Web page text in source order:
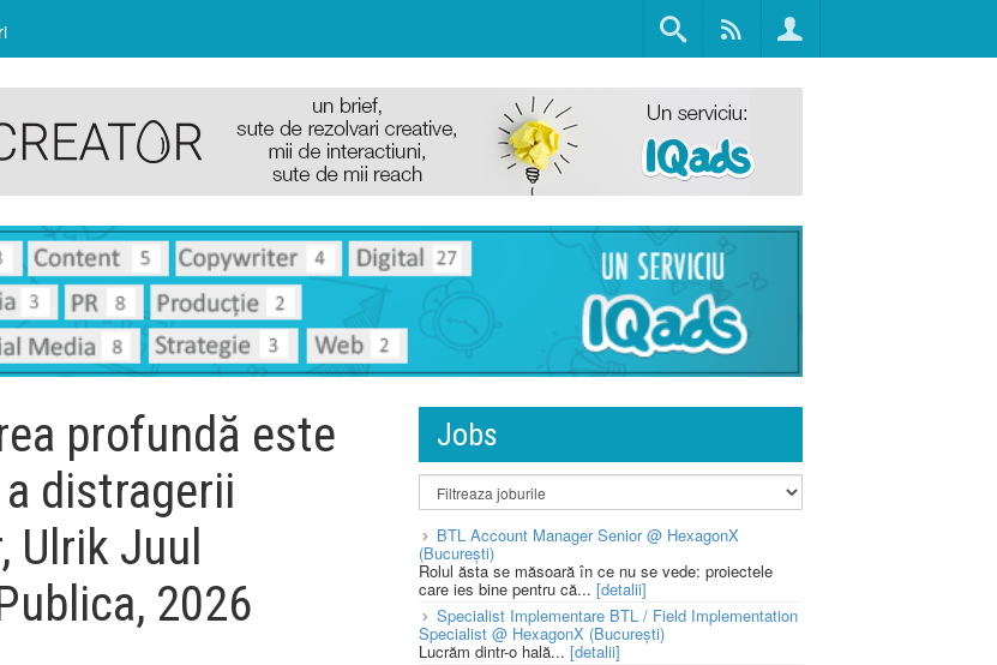
profundă este
distragerii
Ulrik Juul
2026
Jobs
BTL Account Manager Senior @ HexagonX
(București)
Rolul ăsta se măsoară în ce nu se vede: proiectele
care ies bine pentru că... [detalii]
Specialist Implementare BTL / Field Implementation
Specialist @ HexagonX (București)
Lucrăm dintr-o hală... [detalii]